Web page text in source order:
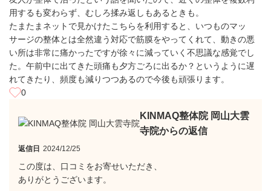
用するも変わらず、むしろ揉み返しもあるときも。
たまたまネットで見かけたこちらを利用すると、いつものマッ
サージの整体とは全然違う対応で筋膜をやってくれて、動きの悪
い所は非常に痛かったですが徐々に減っていく不思議な感覚でし
た。午前中に出てきた頭痛も夕方ごろに出るか？というように遅
れてきたり、頻度も減りつつあるので今後も頑張ります。
0
KINMAQ整体院 岡山大雲
寺院からの返信
返信日 2024/12/25
この度は、口コミをお寄せいただき、
ありがとうございます。